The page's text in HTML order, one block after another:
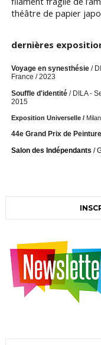
théâtre de papier
dernières
Voyage en synesthésie /
France / 2023
Souffle d'identité/ DILA -
2015
Exposition Universelle /
44e Grand Prix de Peinture
Salon des Indépendants /